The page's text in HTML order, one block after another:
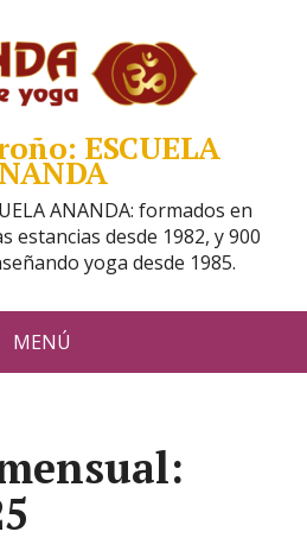
ESCUELA
ANANDA: formados en
estancias desde 1982, y 900
yoga desde 1985.
MENÚ